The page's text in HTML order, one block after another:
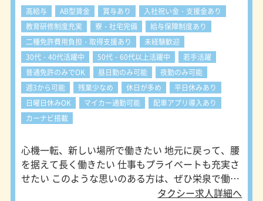
高給与 AB型賃金 賞与あり
入社祝い金・支援金あり
教育研修制度充実
寮・社宅完備
給与保障制度あり
二種免許費用負担・取得支援あり
未経験歓迎
30代・40代活躍中
50代・60代以上活躍中
若手活躍
普通免許のみでOK
昼日勤のみ可能
夜勤のみ可能
週3から可能
残業少なめ 休日が多め
平日休みあり
日曜日休みOK
マイカー通勤可能
配車アプリ導入あり
カーナビ搭載
心機一転、新しい場所で働きたい 地元に戻って、腰
を据えて長く働きたい 仕事もプライベートも充実さ
せたい このような思いのある方は、ぜひ栄泉で働き
タクシー求人詳細へ